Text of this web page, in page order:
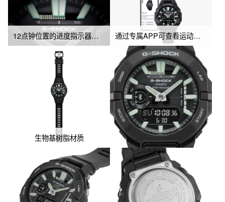
12点钟位置的进度指示器直观呈现目标达成率 通过专属APP可查看运动日志与活动记录
生物基树脂材质